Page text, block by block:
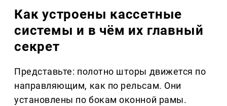
Как устроены кассетные
системы и в чём их главный
секрет
Представьте: полотно шторы движется по
направляющим, как по рельсам. Они
установлены по бокам оконной рамы.